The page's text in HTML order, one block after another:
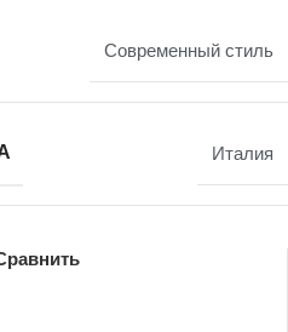
Современный стиль
Италия